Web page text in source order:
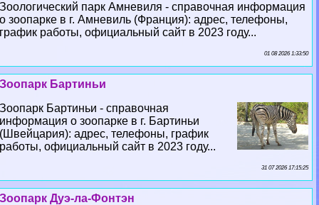
Зоологический парк Амневиля - справочная информация
о зоопарке в г. Амневиль (Франция): адрес, телефоны,
график работы, официальный сайт в 2023 году...
01 08 2026 1:33:50
Зоопарк Бартиньи
Зоопарк Бартиньи - справочная
информация о зоопарке в г. Бартиньи
(Швейцария): адрес, телефоны, график
работы, официальный сайт в 2023 году...
31 07 2026 17:15:25
Зоопарк Дуэ-ла-Фонтэн